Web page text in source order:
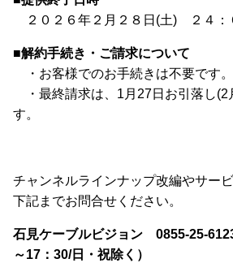
２０２６年２月２８日(土) ２４：
■解約手続き・ご請求について
・お客様でのお手続きは不要です。
・最終請求は、1月27日お引落し(2
す。
チャンネルラインナップ改編やサー
下記までお問合せください。
石見ケーブルビジョン 0855-25-
～17：30/日・祝除く）